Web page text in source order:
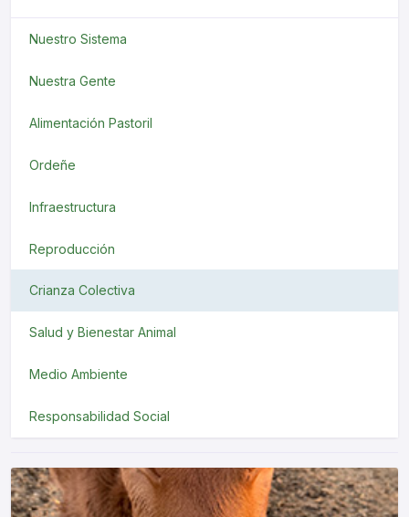
Nuestro Sistema
Nuestra Gente
Alimentación Pastoril
Ordeñe
Infraestructura
Reproducción
Crianza Colectiva
Salud y Bienestar Animal
Medio Ambiente
Responsabilidad Social